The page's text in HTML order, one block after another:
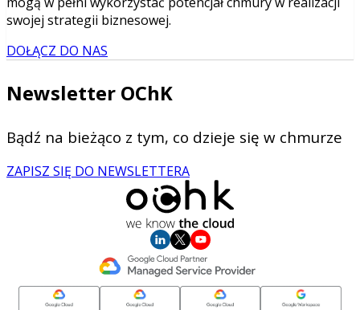
swojej strategii biznesowej.
DOŁĄCZ DO NAS
Newsletter OChK
Bądź na bieżąco z tym, co dzieje się w chmurze
ZAPISZ SIĘ DO NEWSLETTERA